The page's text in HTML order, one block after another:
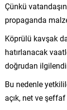
Çünkü
propaganda
Köprülü kavşak
hatırlanacak
doğrudan
Bu nedenle
açık, net ve